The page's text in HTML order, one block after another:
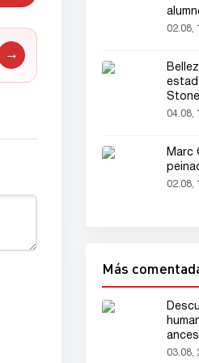
→
02.08,
bella
04.08,
Marc
02.08,
Más
03.08,